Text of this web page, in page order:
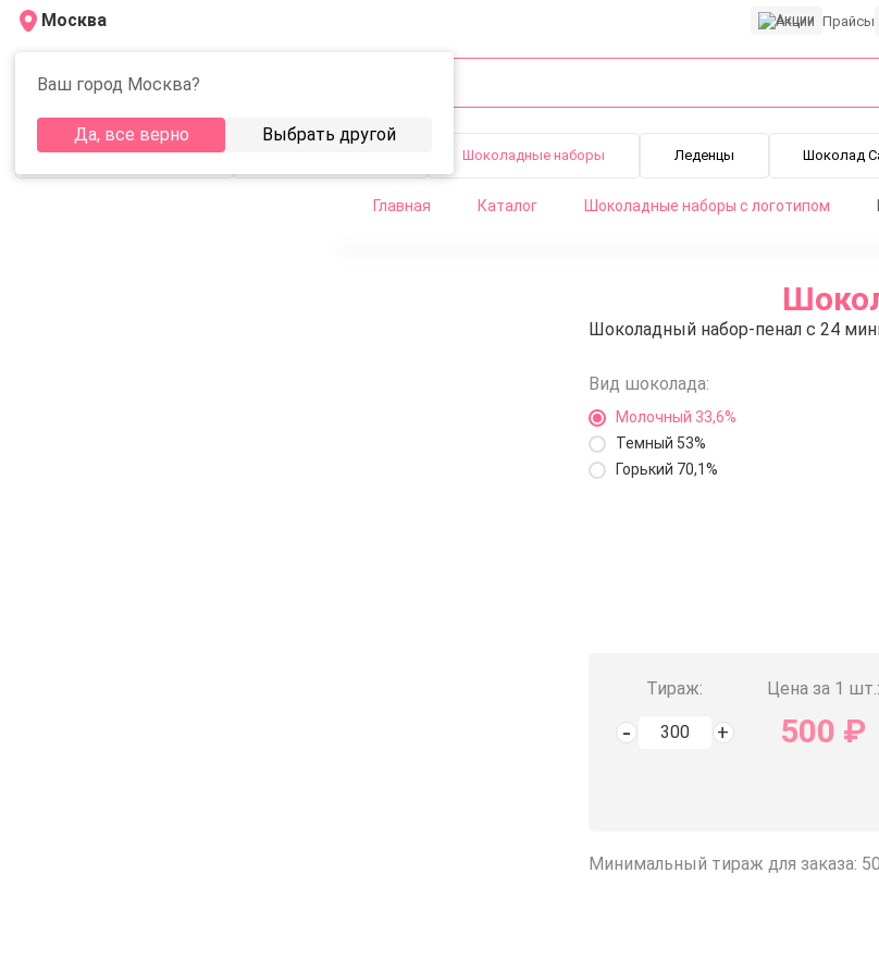
Москва
Ваш город Москва?
Да, все верно Выбрать другой
Акции Прайсы
Шоколад с логотипом Шоколадные наборы Леденцы Шоколад
Главная Каталог Шоколадные наборы с логотипом
Шоколадный набор-пенал с 24
Вид шоколада:
Молочный 33,6%
Темный 53%
Горький 70,1%
Тираж: Цена за 1 шт.:
500 ₽
Минимальный тираж для заказа: